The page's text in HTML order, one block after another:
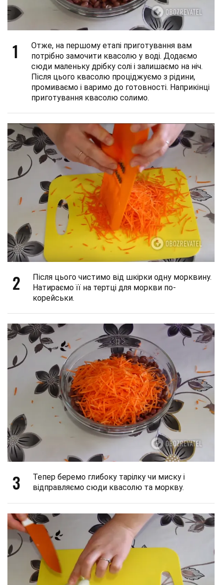
1
Отже, на першому етапі приготування вам
потрібно замочити квасолю у воді. Додаємо
сюди маленьку дрібку солі і залишаємо на ніч.
Після цього квасолю проціджуємо з рідини,
промиваємо і варимо до готовності. Наприкінці
приготування квасолю солимо.
2
Після цього чистимо від шкірки одну морквину.
Натираємо її на тертці для моркви по-
корейськи.
3
Тепер беремо глибоку тарілку чи миску і
відправляємо сюди квасолю та моркву.